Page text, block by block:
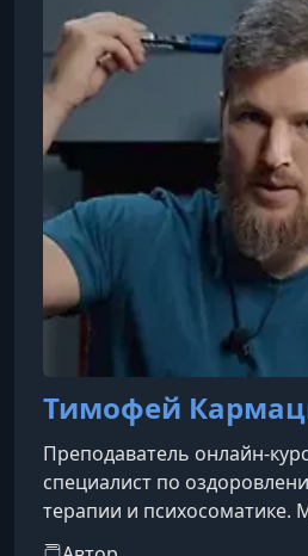
болезни Крона, язвенного
раздраженного
медицинских
Тимофей
Преподаватель онлайн-
специалист по
терапии и психосоматике.
— тема деликатная,